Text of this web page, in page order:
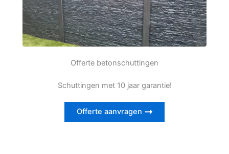
Offerte betonschuttingen
Schuttingen met 10 jaar garantie!
Offerte aanvragen